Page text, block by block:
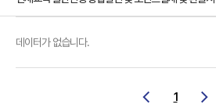
데이터가 없습니다.
1